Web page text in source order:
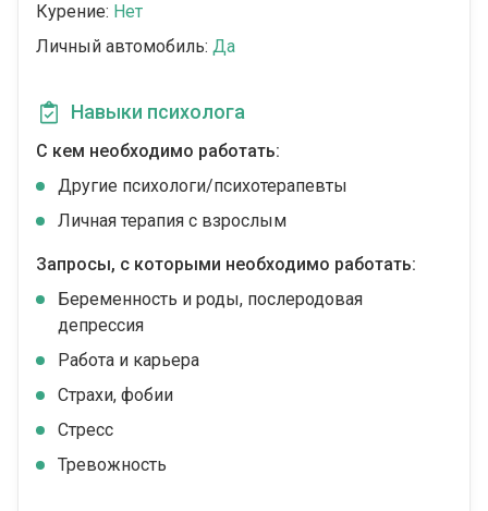
Курение: Нет
Личный автомобиль: Да
Навыки психолога
С кем необходимо работать:
Другие психологи/психотерапевты
Личная терапия с взрослым
Запросы, с которыми необходимо работать:
Беременность и роды, послеродовая
депрессия
Работа и карьера
Страхи, фобии
Стресс
Тревожность